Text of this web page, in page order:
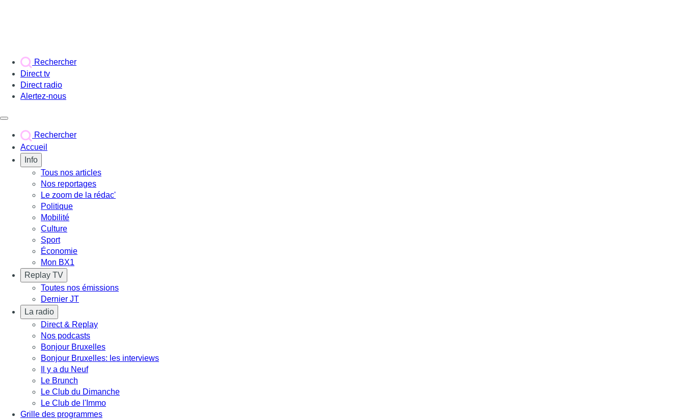
Rechercher
Direct tv
Direct radio
Alertez-nous
Rechercher
Accueil
Info
Tous nos articles
Nos reportages
Le zoom de la rédac'
Politique
Mobilité
Culture
Sport
Économie
Mon BX1
Replay TV
Toutes nos émissions
Dernier JT
La radio
Direct & Replay
Nos podcasts
Bonjour Bruxelles
Bonjour Bruxelles: les interviews
Il y a du Neuf
Le Brunch
Le Club du Dimanche
Le Club de l'Immo
Grille des programmes